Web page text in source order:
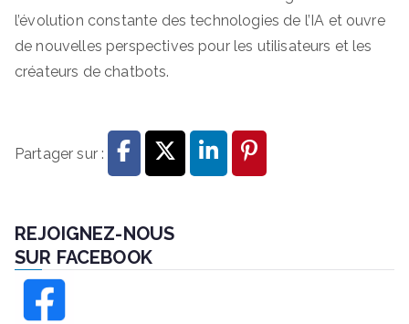
l’évolution constante des technologies de l’IA et ouvre
de nouvelles perspectives pour les utilisateurs et les
créateurs de chatbots.
Partager sur :
REJOIGNEZ-NOUS
SUR FACEBOOK